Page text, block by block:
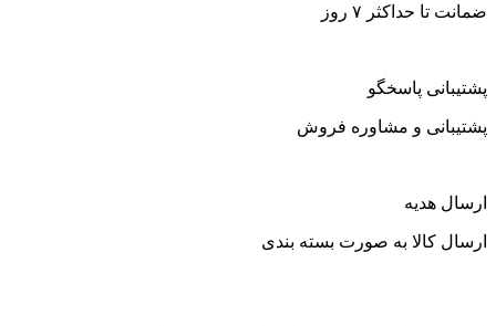
ضمانت تا حداکثر ۷ روز
پشتیبانی پاسخگو
پشتیبانی و مشاوره فروش
ارسال هدیه
ارسال کالا به صورت بسته بندی